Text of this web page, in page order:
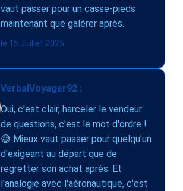
vaut passer pour un casse-pieds
maintenant que galérer après.
le 15 Juillet 2025
VerbalVoyager92 :
Oui, c'est clair, harceler le vendeur
de questions, c'est le mot d'ordre !
😅 Mieux vaut passer pour quelqu'un
d'exigeant au départ que de
regretter son achat après. Et
l'analogie avec l'aéronautique, c'est